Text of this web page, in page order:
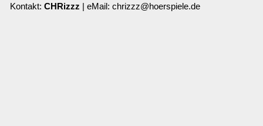
Kontakt: CHRizzz | eMail: chrizzz@hoerspiele.de